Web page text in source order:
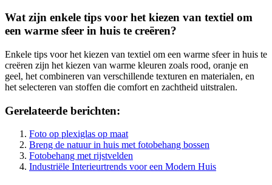
Wat zijn enkele tips voor het kiezen van textiel om
een warme sfeer in huis te creëren?
Enkele tips voor het kiezen van textiel om een warme sfeer in huis te
creëren zijn het kiezen van warme kleuren zoals rood, oranje en
geel, het combineren van verschillende texturen en materialen, en
het selecteren van stoffen die comfort en zachtheid uitstralen.
Gerelateerde berichten:
Foto op plexiglas op maat
Breng de natuur in huis met fotobehang bossen
Fotobehang met rijstvelden
Industriële Interieurtrends voor een Modern Huis